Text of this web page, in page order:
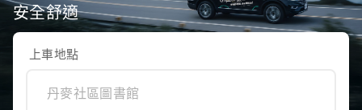
安全舒適
上車地點